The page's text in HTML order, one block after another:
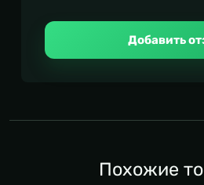
Добавить
Похожие